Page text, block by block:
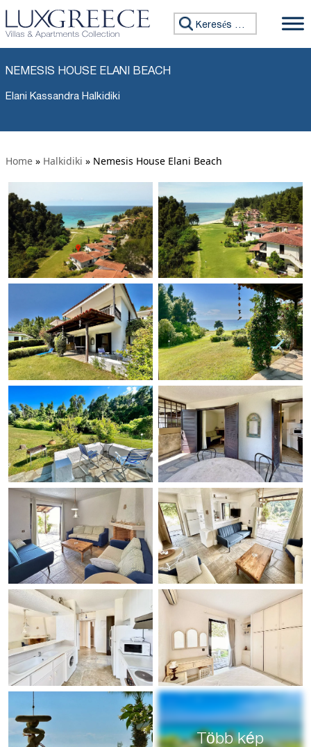
Keresés:
NEMESIS HOUSE ELANI BEACH
Elani Kassandra Halkidiki
Home » Halkidiki » Nemesis House Elani Beach
Több kép